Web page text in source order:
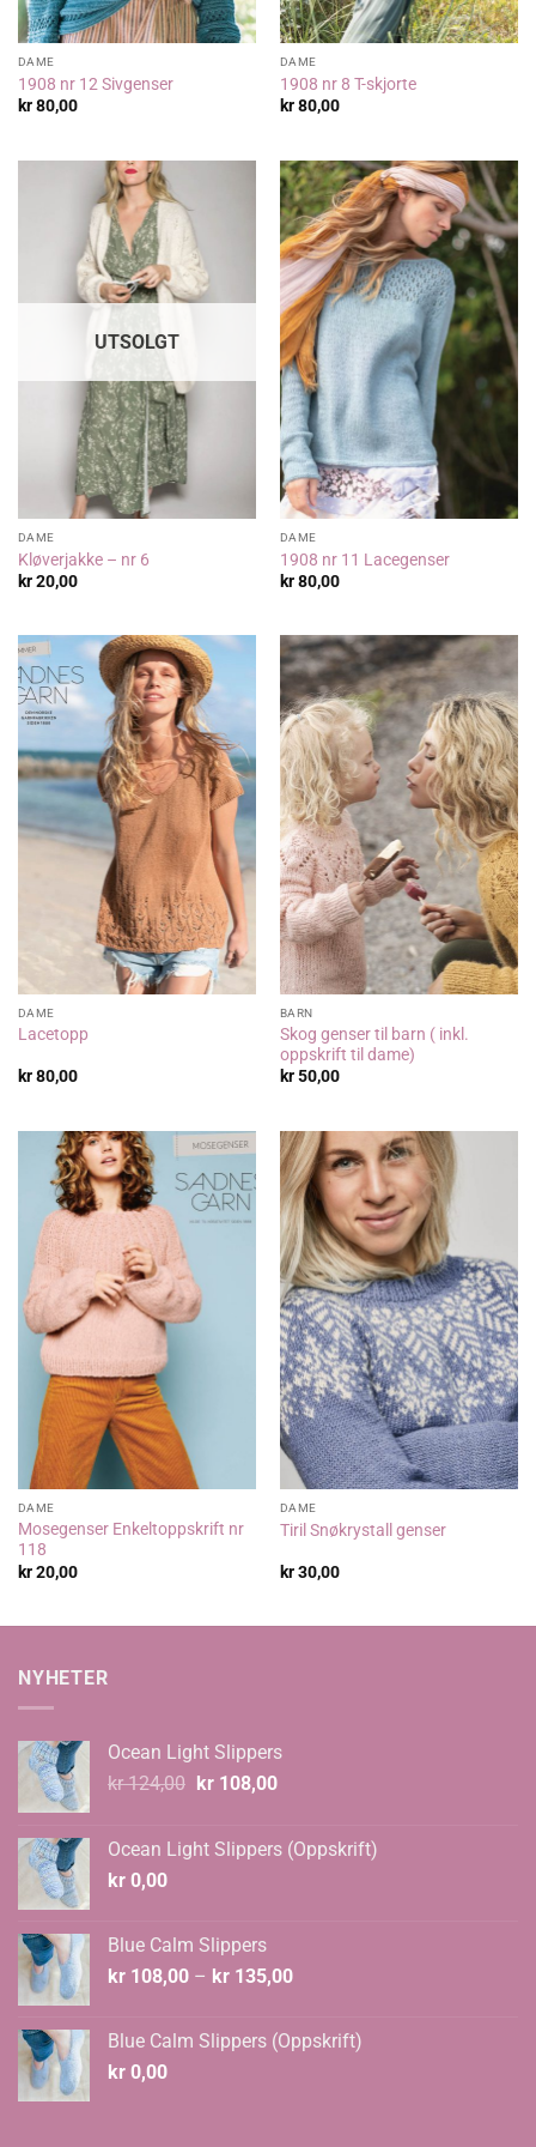
DAME
1908 nr 12 Sivgenser
kr80,00
DAME
1908 nr 8 T-skjorte
kr80,00
UTSOLGT
DAME
Kløverjakke – nr 6
kr20,00
DAME
1908 nr 11 Lacegenser
kr80,00
DAME
Lacetopp
kr80,00
BARN
Skog genser til barn ( inkl.
oppskrift til dame)
kr50,00
DAME
Mosegenser Enkeltoppskrift nr
118
kr20,00
DAME
Tiril Snøkrystall genser
kr30,00
NYHETER
Ocean Light Slippers
kr124,00 Opprinnelig
kr 124,00.
kr108,00Nåværende
kr 108,00.
Ocean Light Slippers (Oppskrift)
kr 0,00
Blue Calm Slippers
kr 108,00 – kr 135,00Prisområde:
kr 135,00
Blue Calm Slippers (Oppskrift)
kr 0,00